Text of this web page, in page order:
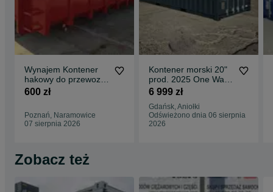
Wynajem Kontener
hakowy do przewozu
odpadów, organizacja
600 zł
Poznań, Naramowice
07 sierpnia 2026
Kontener morski 20"
prod. 2025 One Way
RAL7016 MEGA
6 999 zł
Gdańsk, Aniołki
Odświeżono dnia 06 sierpnia
2026
Zobacz też